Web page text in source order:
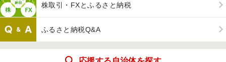
株取引・FXとふるさと納税
ふるさと納税Q&A